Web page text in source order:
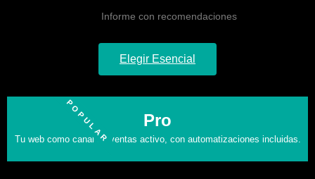
Informe con recomendaciones
Elegir Esencial
POPULAR Pro
Tu web como canal de ventas activo, con automatizaciones incluidas.